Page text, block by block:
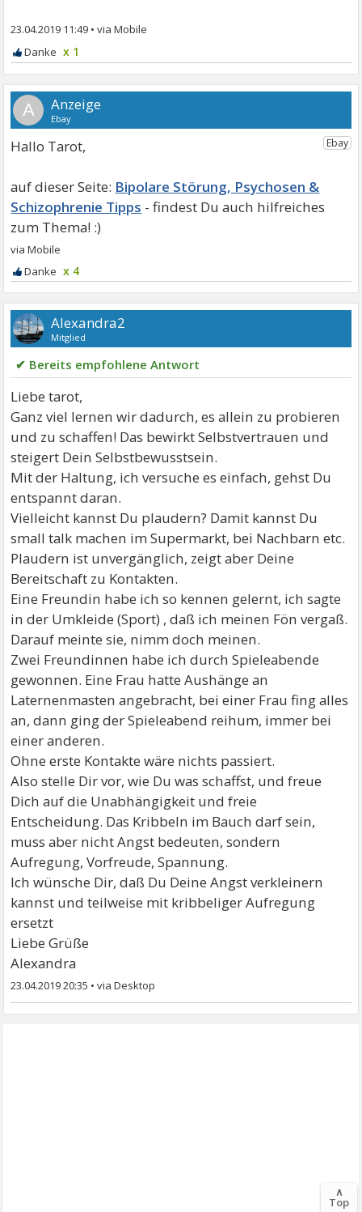
23.04.2019 11:49 •
x 1
A
Hallo Tarot,
Bipolare Störung, Psychosen &
Schizophrenie Tipps
x 4
Alexandra2
Mitglied
✔ Bereits empfohlene Antwort
Liebe tarot,
Ganz viel lernen wir dadurch, es allein zu probieren
und zu schaffen! Das bewirkt Selbstvertrauen und
steigert Dein Selbstbewusstsein.
Mit der Haltung, ich versuche es einfach, gehst Du
entspannt daran.
Vielleicht kannst Du plaudern? Damit kannst Du
small talk machen im Supermarkt, bei Nachbarn etc.
Plaudern ist unvergänglich, zeigt aber Deine
Bereitschaft zu Kontakten.
Eine Freundin habe ich so kennen gelernt, ich sagte
in der Umkleide (Sport) , daß ich meinen Fön vergaß.
Darauf meinte sie, nimm doch meinen.
Zwei Freundinnen habe ich durch Spieleabende
gewonnen. Eine Frau hatte Aushänge an
Laternenmasten angebracht, bei einer Frau fing alles
an, dann ging der Spieleabend reihum, immer bei
einer anderen.
Ohne erste Kontakte wäre nichts passiert.
Also stelle Dir vor, wie Du was schaffst, und freue
Dich auf die Unabhängigkeit und freie
Entscheidung. Das Kribbeln im Bauch darf sein,
muss aber nicht Angst bedeuten, sondern
Aufregung, Vorfreude, Spannung.
Ich wünsche Dir, daß Du Deine Angst verkleinern
kannst und teilweise mit kribbeliger Aufregung
ersetzt
Liebe Grüße
Alexandra
23.04.2019 20:35 •
∧
Top